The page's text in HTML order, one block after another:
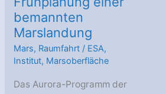
bemannten
Marslandung
Mars, Raumfahrt / ESA,
Institut, Marsoberfläche
Das Aurora-Programm der